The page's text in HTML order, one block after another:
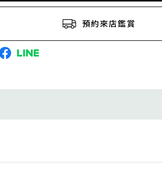
預約來店鑑賞